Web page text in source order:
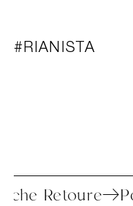
#RIANISTA
Einfache Retoure